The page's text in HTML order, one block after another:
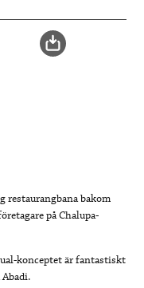
restaurangbana bakom
på Chalupa-
konceptet är fantastiskt